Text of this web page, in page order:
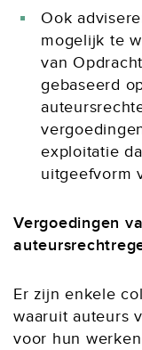
Ook
mogelijk te
van
gebaseerd
exploitatie
uitgeefvorm
Vergoedingen
Er zijn enkele
waaruit auteurs
voor hun